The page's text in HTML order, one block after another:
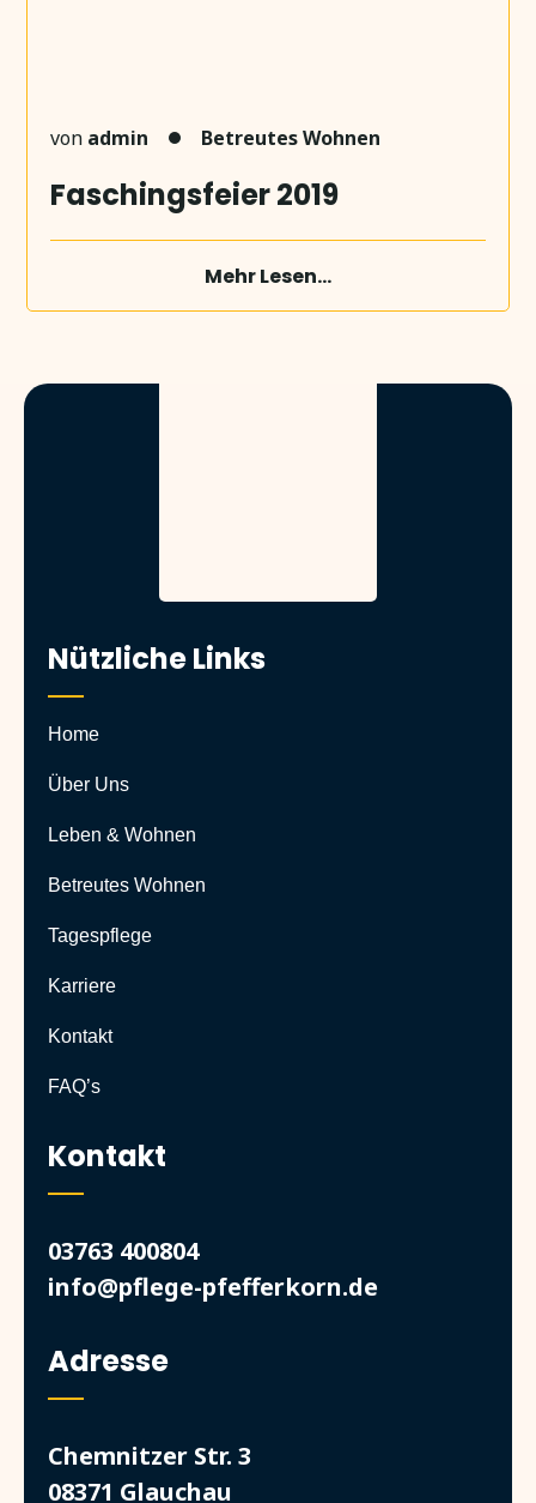
Faschingsfeier 2019
von admin Betreutes Wohnen
Mehr Lesen...
Nützliche Links
Home
Über Uns
Leben & Wohnen
Betreutes Wohnen
Tagespflege
Karriere
Kontakt
FAQ’s
Kontakt
03763 400804
info@pflege-pfefferkorn.de
Adresse
Chemnitzer Str. 3
08371 Glauchau